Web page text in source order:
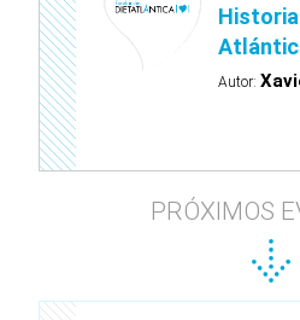
Autor:
PRÓXIMOS